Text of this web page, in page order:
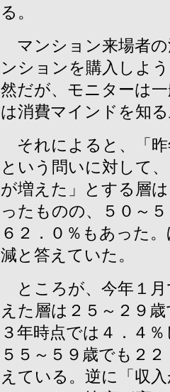
る。
マンション来場者
ンションを購入しよ
然だが、モニターは
は消費マインドを知
それによると、「昨
という問いに対して
が増えた」とする層
ったものの、５０～
６２．０％もあった
減と答えていた。
ところが、今年１月
えた層は２５～２９
３年時点では４．４
５５～５９歳でも２
えている。逆に「収